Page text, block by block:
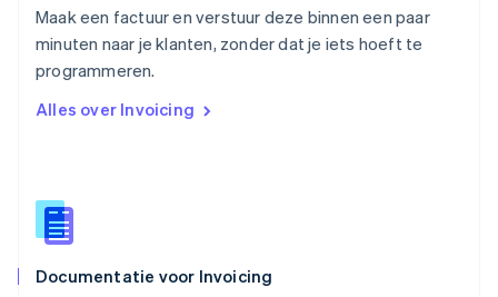
Maak een factuur en verstuur deze binnen een paar
minuten naar je klanten, zonder dat je iets hoeft te
programmeren.
Alles over Invoicing
Documentatie voor Invoicing
English
Singapore
English简体中文
EnglishItaliano
Español
Thailand
Tsjechië